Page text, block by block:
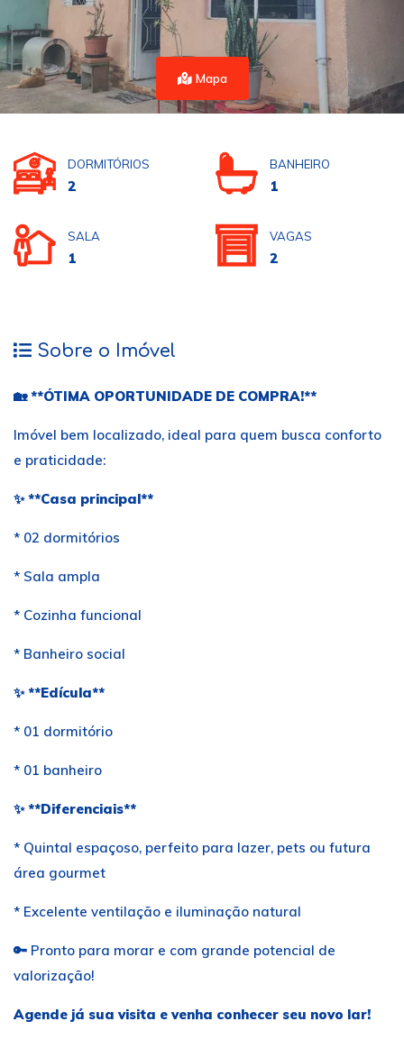
Mapa
DORMITÓRIOS
2
BANHEIRO
1
SALA
1
VAGAS
2
Sobre o Imóvel
🏡 **ÓTIMA OPORTUNIDADE DE COMPRA!**
Imóvel bem localizado, ideal para quem busca conforto
e praticidade:
✨ **Casa principal**
* 02 dormitórios
* Sala ampla
* Cozinha funcional
* Banheiro social
✨ **Edícula**
* 01 dormitório
* 01 banheiro
✨ **Diferenciais**
* Quintal espaçoso, perfeito para lazer, pets ou futura
área gourmet
* Excelente ventilação e iluminação natural
🔑 Pronto para morar e com grande potencial de
valorização!
Agende já sua visita e venha conhecer seu novo lar!